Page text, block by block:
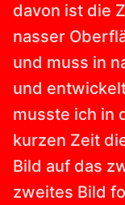
davon ist die
nasser
und muss in
und
musste ich in
kurzen Zeit
Bild auf das
zweites Bild